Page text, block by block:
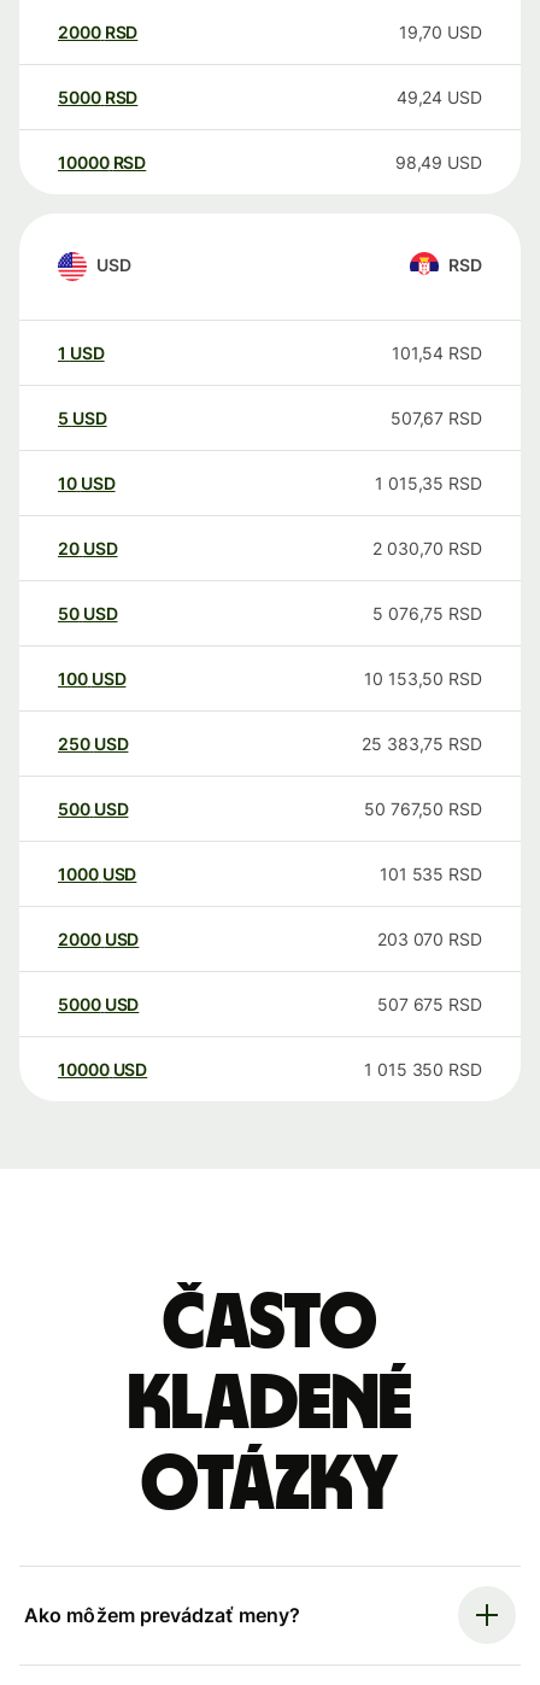
2000 RSD 19,70 USD
5000 RSD 49,24 USD
10000 RSD 98,49 USD
USD RSD
1 USD 101,54 RSD
5 USD 507,67 RSD
10 USD 1 015,35 RSD
20 USD 2 030,70 RSD
50 USD 5 076,75 RSD
100 USD 10 153,50 RSD
250 USD 25 383,75 RSD
500 USD 50 767,50 RSD
1000 USD 101 535 RSD
2000 USD 203 070 RSD
5000 USD 507 675 RSD
10000 USD 1 015 350 RSD
Často
kladené
otázky
Ako môžem prevádzať meny?